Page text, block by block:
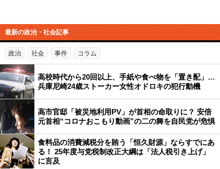
最新の政治・社会記事
政治 社会 事件 コラム
高校時代から20回以上、手紙や食べ物を「置き配」…
兵庫尼崎24歳ストーカー女性オドロキの犯行動機
高市官邸「被災地利用PV」が首相の命取りに？ 安倍
元首相“コロナおこもり動画”の二の舞を自民党が危惧
食料品の消費減税分を賄う「恒久財源」ならすでにあ
る！ 25年度与党税制改正大綱は「法人税引き上げ」
に言及